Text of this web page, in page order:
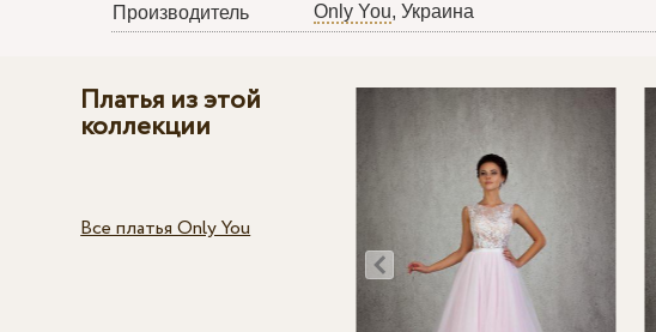
Производитель
Only You, Украина
Платья из этой
коллекции
Все платья Only You